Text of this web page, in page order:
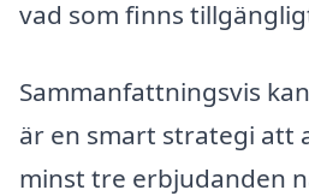
vad som finns
Sammanfattningsvis
är en smart strategi att
minst tre erbjudanden